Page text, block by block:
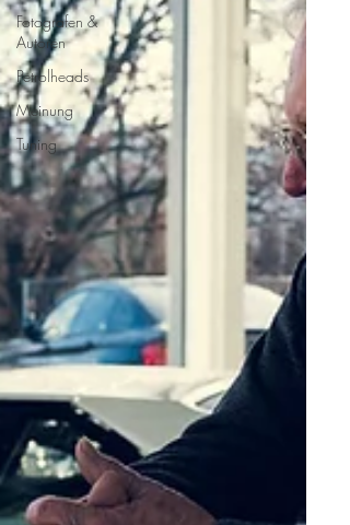
Fotografen &
Autoren
Petrolheads
Meinung
Tuning